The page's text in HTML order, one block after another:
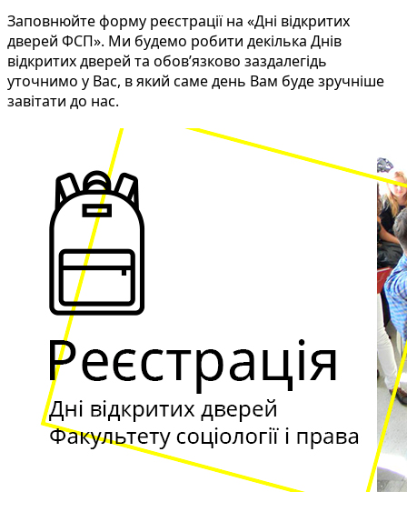
Заповнюйте форму реєстрації на «Дні відкритих
дверей ФСП». Ми будемо робити декілька Днів
відкритих дверей та обов’язково заздалегідь
уточнимо у Вас, в який саме день Вам буде зручніше
завітати до нас.